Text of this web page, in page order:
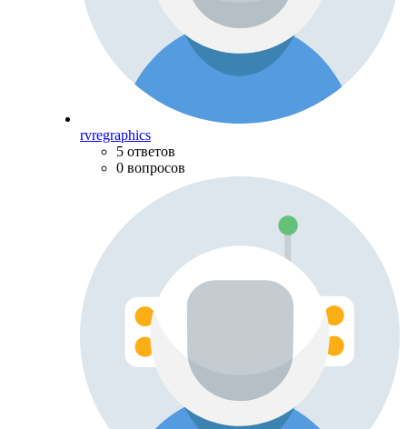
rvregraphics
5 ответов
0 вопросов